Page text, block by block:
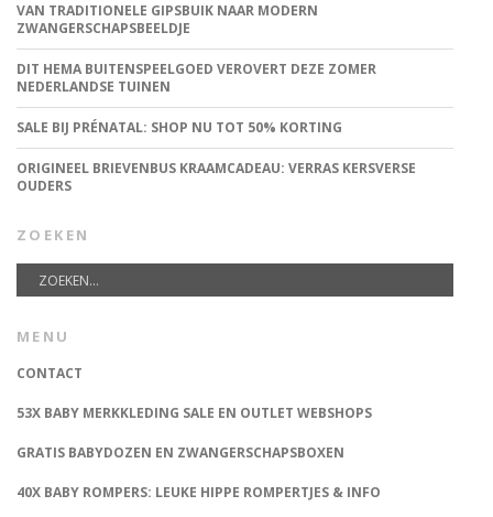
VAN TRADITIONELE GIPSBUIK NAAR MODERN
ZWANGERSCHAPSBEELDJE
DIT HEMA BUITENSPEELGOED VEROVERT DEZE ZOMER
NEDERLANDSE TUINEN
SALE BIJ PRÉNATAL: SHOP NU TOT 50% KORTING
ORIGINEEL BRIEVENBUS KRAAMCADEAU: VERRAS KERSVERSE
OUDERS
ZOEKEN
MENU
CONTACT
53X BABY MERKKLEDING SALE EN OUTLET WEBSHOPS
GRATIS BABYDOZEN EN ZWANGERSCHAPSBOXEN
40X BABY ROMPERS: LEUKE HIPPE ROMPERTJES & INFO